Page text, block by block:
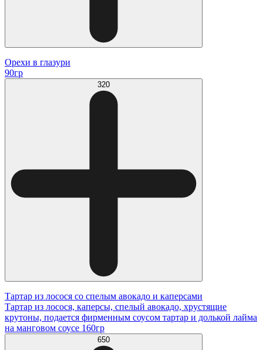
Орехи в глазури
90гр
320
Тартар из лосося со спелым авокадо и каперсами
Тартар из лосося, каперсы, спелый авокадо, хрустящие
крутоны, подается фирменным соусом тартар и долькой лайма
на манговом соусе 160гр
650